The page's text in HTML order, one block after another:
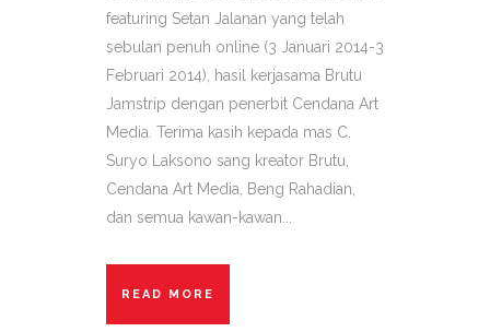
featuring Setan Jalanan yang telah
sebulan penuh online (3 Januari 2014-3
Februari 2014), hasil kerjasama Brutu
Jamstrip dengan penerbit Cendana Art
Media. Terima kasih kepada mas C.
Suryo Laksono sang kreator Brutu,
Cendana Art Media, Beng Rahadian,
dan semua kawan-kawan...
READ MORE